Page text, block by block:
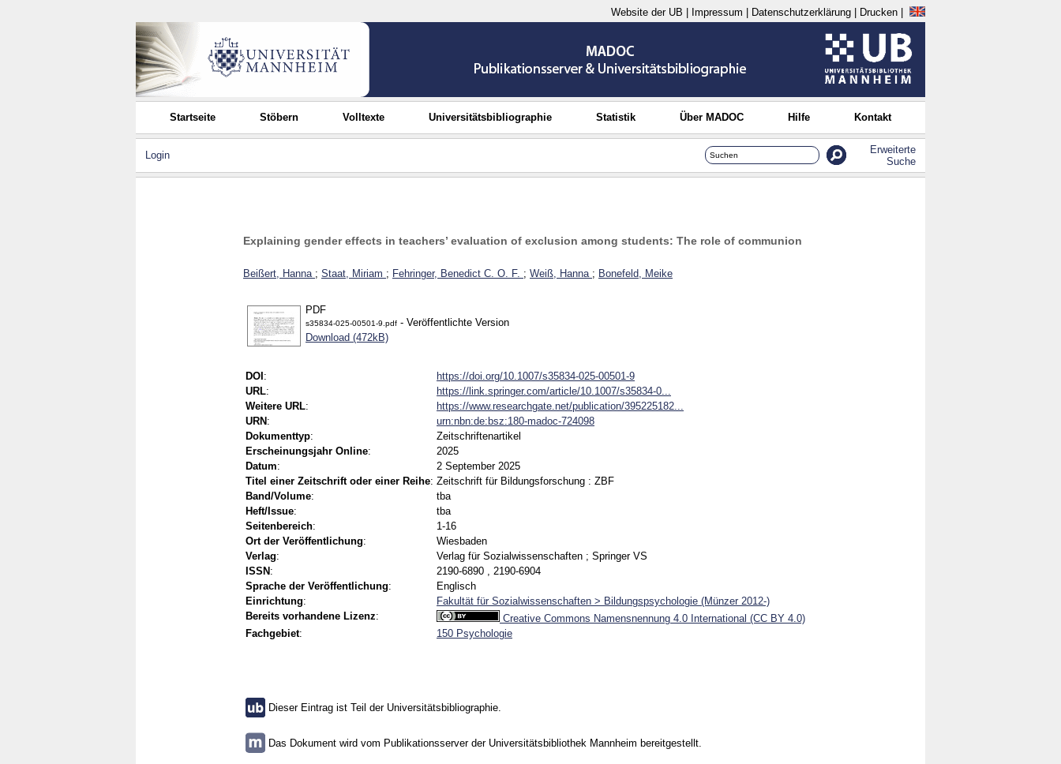
Website der UB Impressum Datenschutzerklärung Drucken
Startseite Stöbern Volltexte Universitätsbibliographie Statistik Über MADOC Hilfe Kontakt
Login
Erweiterte
Suche
Explaining gender effects in teachers’ evaluation of exclusion among students: The role of communion
Beißert, Hanna ; Staat, Miriam ; Fehringer, Benedict C. O. F. ; Weiß, Hanna ; Bonefeld, Meike
PDF
s35834-025-00501-9.pdf - Veröffentlichte Version
Download (472kB)
DOI :
https://doi.org/10.1007/s35834-025-00501-9
URL:
https://link.springer.com/article/10.1007/s35834-0...
Weitere URL:
https://www.researchgate.net/publication/395225182...
URN :
urn:nbn:de:bsz:180-madoc-724098
Dokumenttyp:
Zeitschriftenartikel
Erscheinungsjahr Online:
2025
Datum:
2 September 2025
Titel einer Zeitschrift oder einer Reihe: Zeitschrift für Bildungsforschung : ZBF
Band/Volume:
tba
Heft/Issue:
tba
Seitenbereich:
1-16
Ort der Veröffentlichung:
Wiesbaden
Verlag:
Verlag für Sozialwissenschaften ; Springer VS
ISSN :
2190-6890 , 2190-6904
Sprache der Veröffentlichung:
Englisch
Einrichtung:
Fakultät für Sozialwissenschaften > Bildungspsychologie (Münzer 2012-)
Bereits vorhandene Lizenz:
Creative Commons Namensnennung 4.0 International (CC BY 4.0)
Fachgebiet: 150 Psychologie
Dieser Eintrag ist Teil der Universitätsbibliographie.
Das Dokument wird vom Publikationsserver der Universitätsbibliothek Mannheim bereitgestellt.